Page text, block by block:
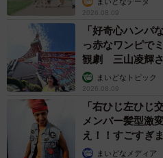
2026.08.09
「好奇心ハンパ
っ赤なワンピで
観劇 三山凌輝
まいどなトピック
2026.08.09
「右ひじ左ひじ
メンバー髪型激
え！！すごすぎ
まいどなメディア